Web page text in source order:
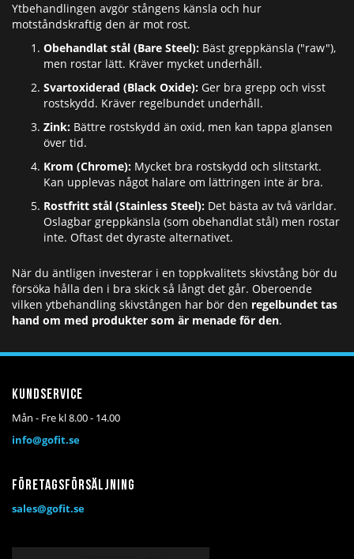
Ytbehandlingen avgör stångens känsla och hur
motståndskraftig den är mot rost.
Obehandlat stål (Bare Steel): Bäst greppkänsla ("raw"),
men rostar lätt. Kräver mycket underhåll.
Svartoxiderad (Black Oxide): Ger bra grepp och visst
rostskydd. Kräver regelbundet underhåll.
Zink: Bättre rostskydd än oxid, men kan tappa glansen
över tid.
Krom (Chrome): Mycket bra rostskydd och slitstarkt.
Kan upplevas något halare om lättringen inte är bra.
Rostfritt stål (Stainless Steel): Det bästa av två världar.
Oslagbar greppkänsla (som obehandlat stål) men rostar
inte. Oftast det dyraste alternativet.
När du äntligen investerar i en toppkvalitets skivstång bör du
försöka hålla den i bra skick så långt det går. Oberoende
vilken ytbehandling skivstången har bör den regelbundet tas
hand om med produkter som är menade för den.
Kundservice
Mån - Fre kl 8.00 - 14.00
info@gofit.se
Företagsförsäljning
sales@gofit.se